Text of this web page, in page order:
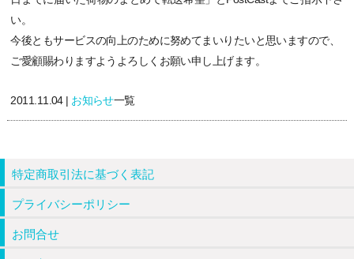
い。
今後ともサービスの向上のために努めてまいりたいと思いますので、
ご愛顧賜わりますようよろしくお願い申し上げます。
2011.11.04 | お知らせ一覧
特定商取引法に基づく表記
プライバシーポリシー
お問合せ